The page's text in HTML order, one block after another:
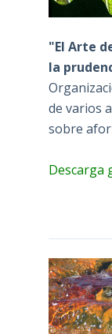
"El Arte
la
de varios
sobre
Descarga